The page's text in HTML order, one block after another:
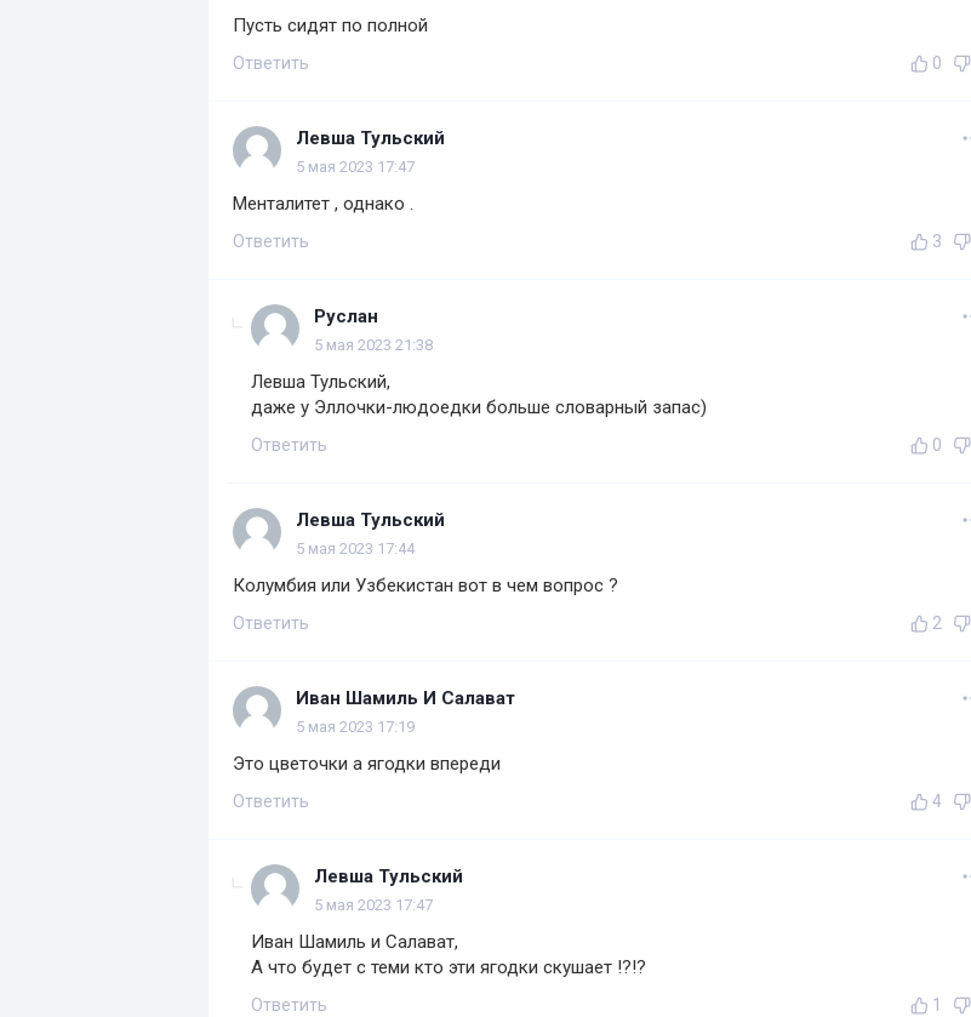
Пусть сидят по полной
Ответить 0
Левша Тульский
5 мая 2023 17:47
Менталитет , однако .
Ответить 3
Руслан
5 мая 2023 21:38
Левша Тульский,
даже у Эллочки-людоедки больше словарный запас)
Ответить 0
Левша Тульский
5 мая 2023 17:44
Колумбия или Узбекистан вот в чем вопрос ?
Ответить 2
Иван Шамиль И Салават
5 мая 2023 17:19
Это цветочки а ягодки впереди
Ответить 4
Левша Тульский
5 мая 2023 17:47
Иван Шамиль и Салават,
А что будет с теми кто эти ягодки скушает !?!?
Ответить 1